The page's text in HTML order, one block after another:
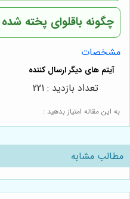
چگونه باقلوای پخته شده
مشخصات
به این مقاله امتیاز بدهید :
تعداد بازدید : 221
مطالب مشابه